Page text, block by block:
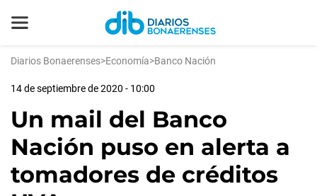
Diarios Bonaerenses>Economía>Banco Nación
14 de septiembre de 2020 - 10:00
Un mail del Banco
Nación puso en alerta a
tomadores de créditos